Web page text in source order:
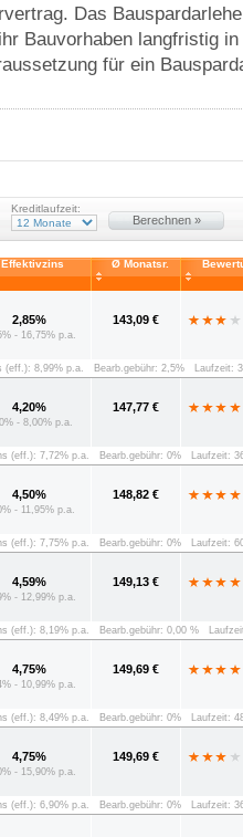
Das
Bauvorhaben langfristig
für ein
Kreditlaufzeit:
Berechnen »
Effektivzins Ø Monatsr.
2,85%
- 16,75% p.a.
143,09 €
(eff.): 8,99% p.a. Bearb.gebühr: 2,5% Laufzeit:
4,20%
- 8,00% p.a.
147,77 €
(eff.): 7,72% p.a. Bearb.gebühr: 0% Laufzeit:
4,50%
- 11,95% p.a.
148,82 €
(eff.): 7,75% p.a. Bearb.gebühr: 0% Laufzeit:
4,59%
- 12,99% p.a.
149,13 €
(eff.): 8,19% p.a. Bearb.gebühr: 0,00 %
4,75%
- 10,99% p.a.
149,69 €
(eff.): 8,49% p.a. Bearb.gebühr: 0% Laufzeit:
4,75%
- 15,90% p.a.
149,69 €
(eff.): 6,90% p.a. Bearb.gebühr: 0% Laufzeit: